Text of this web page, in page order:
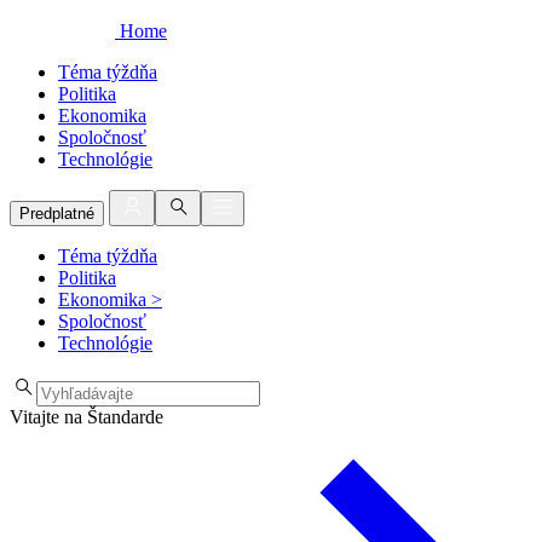
Home
Téma týždňa
Politika
Ekonomika
Spoločnosť
Technológie
Predplatné
Téma týždňa
Politika
Ekonomika >
Spoločnosť
Technológie
Vitajte na Štandarde